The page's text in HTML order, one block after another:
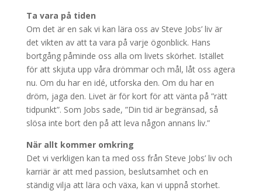
Ta vara på tiden
Om det är en sak vi kan lära oss av Steve Jobs’ liv är
det vikten av att ta vara på varje ögonblick. Hans
bortgång påminde oss alla om livets skörhet. Istället
för att skjuta upp våra drömmar och mål, låt oss agera
nu. Om du har en idé, utforska den. Om du har en
dröm, jaga den. Livet är för kort för att vänta på ”rätt
tidpunkt”. Som Jobs sade, ”Din tid är begränsad, så
slösa inte bort den på att leva någon annans liv.”
När allt kommer omkring
Det vi verkligen kan ta med oss från Steve Jobs’ liv och
karriär är att med passion, beslutsamhet och en
ständig vilja att lära och växa, kan vi uppnå storhet.